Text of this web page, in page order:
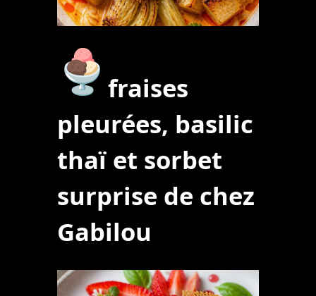
fraises
pleurées, basilic
thaï et sorbet
surprise de chez
Gabilou